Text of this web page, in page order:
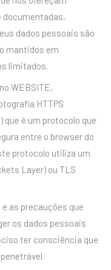
documentadas,
dados pessoais são
mantidos em
limitados.
WEBSITE,
HTTPS
que é um protocolo que
entre o browser do
protocolo utiliza um
Layer) ou TLS
as precauções que
os dados pessoais
ter consciência que